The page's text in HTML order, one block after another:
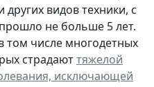
видов техники, с
не больше 5 лет.
том числе многодетных
страдаюттяжелой
исключающей